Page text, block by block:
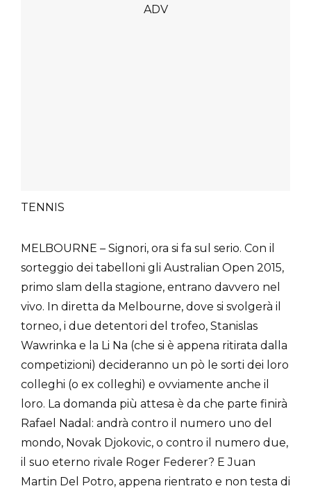
TENNIS
MELBOURNE – Signori, ora si fa sul serio. Con il
sorteggio dei tabelloni gli Australian Open 2015,
primo slam della stagione, entrano davvero nel
vivo. In diretta da Melbourne, dove si svolgerà il
torneo, i due detentori del trofeo, Stanislas
Wawrinka e la Li Na (che si è appena ritirata dalla
competizioni) decideranno un pò le sorti dei loro
colleghi (o ex colleghi) e ovviamente anche il
loro. La domanda più attesa è da che parte finirà
Rafael Nadal: andrà contro il numero uno del
mondo, Novak Djokovic, o contro il numero due,
il suo eterno rivale Roger Federer? E Juan
Martin Del Potro, appena rientrato e non testa di